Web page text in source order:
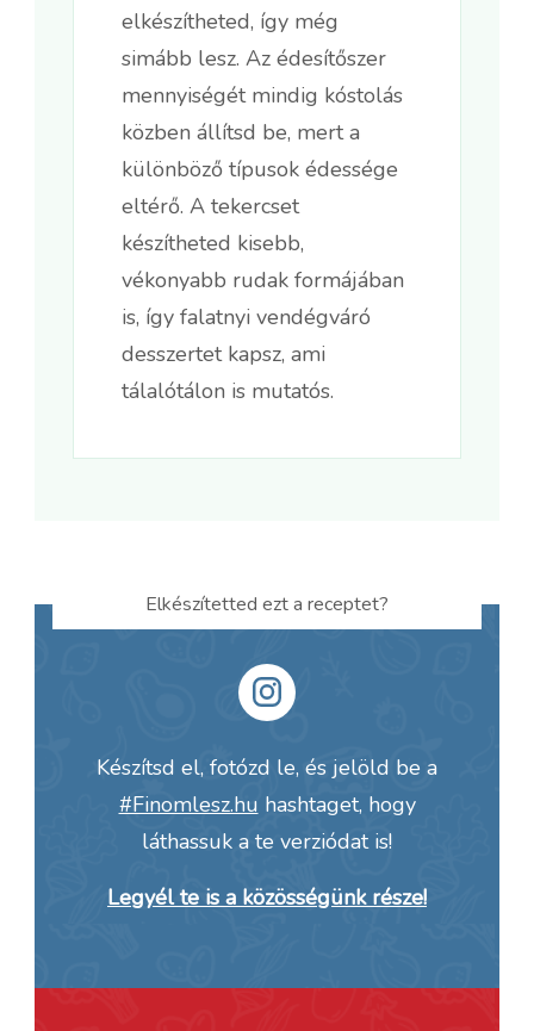
elkészítheted, így még
simább lesz. Az édesítőszer
mennyiségét mindig kóstolás
közben állítsd be, mert a
különböző típusok édessége
eltérő. A tekercset
készítheted kisebb,
vékonyabb rudak formájában
is, így falatnyi vendégváró
desszertet kapsz, ami
tálalótálon is mutatós.
Elkészítetted ezt a receptet?
Készítsd el, fotózd le, és jelöld be a
#Finomlesz.hu hashtaget, hogy
láthassuk a te verziódat is!
Legyél te is a közösségünk része!